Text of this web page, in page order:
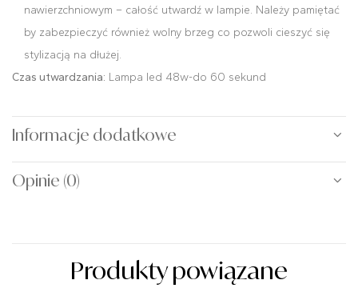
nawierzchniowym – całość utwardź w lampie. Należy pamiętać
by zabezpieczyć również wolny brzeg co pozwoli cieszyć się
stylizacją na dłużej.
Czas utwardzania: Lampa led 48w-do 60 sekund
Informacje dodatkowe
Opinie (0)
Produkty powiązane